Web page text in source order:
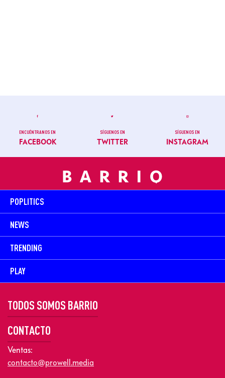
ENCUÉNTRANOS EN
FACEBOOK
SÍGUENOS EN
TWITTER
SÍGUENOS EN
INSTAGRAM
POPLITICS
NEWS
TRENDING
PLAY
TODOS SOMOS BARRIO
CONTACTO
Ventas:
contacto@prowell.media